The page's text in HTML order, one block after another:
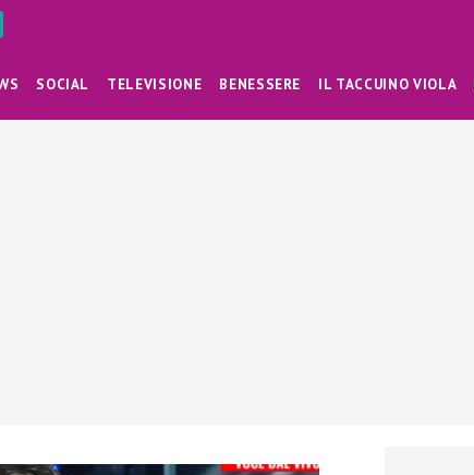
SOCIAL TELEVISIONE BENESSERE IL TACCUINO VIOLA